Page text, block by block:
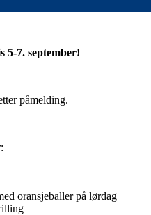
5-7. september!
påmelding.
oransjeballer på lørdag